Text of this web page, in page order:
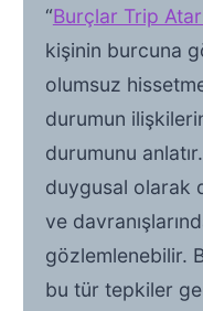
“Burçlar Trip
kişinin burcuna
olumsuz
durumun
durumunu
duygusal olarak
ve
gözlemlenebilir.
bu tür tepkiler